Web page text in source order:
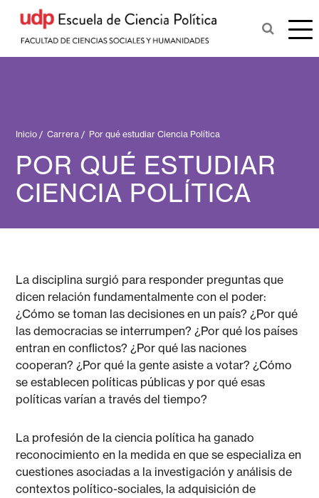
Inicio / Carrera / Por qué estudiar Ciencia Política
POR QUÉ ESTUDIAR
CIENCIA POLÍTICA
La disciplina surgió para responder preguntas que
dicen relación fundamentalmente con el poder:
¿Cómo se toman las decisiones en un país? ¿Por qué
las democracias se interrumpen? ¿Por qué los países
entran en conflictos? ¿Por qué las naciones
cooperan? ¿Por qué la gente asiste a votar? ¿Cómo
se establecen políticas públicas y por qué esas
políticas varían a través del tiempo?
La profesión de la ciencia política ha ganado
reconocimiento en la medida en que se especializa en
cuestiones asociadas a la investigación y análisis de
contextos político-sociales, la adquisición de